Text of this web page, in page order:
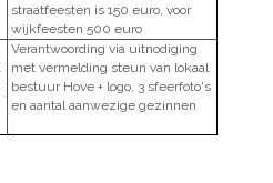
straatfeesten is 150 euro, voor
wijkfeesten 500 euro
Verantwoording via uitnodiging
met vermelding steun van lokaal
bestuur Hove + logo, 3 sfeerfoto's
en aantal aanwezige gezinnen